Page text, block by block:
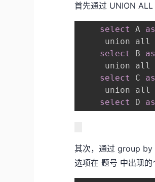
首先通过 UNION ALL
select A as
select
B as
select
C as
select
D as
其次，通过 group
选项在 题号 中出现的